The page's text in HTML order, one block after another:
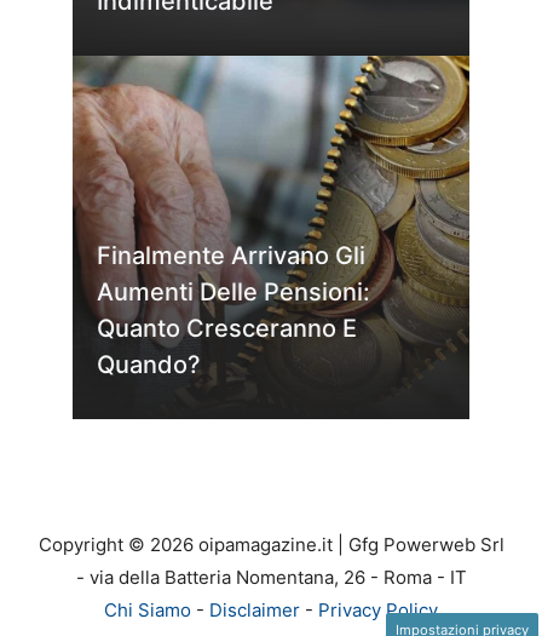
Finalmente Arrivano Gli
Aumenti Delle Pensioni:
Quanto Cresceranno E
Quando?
Copyright © 2026 oipamagazine.it | Gfg Powerweb Srl
- via della Batteria Nomentana, 26 - Roma - IT
Chi Siamo - Disclaimer - Privacy Policy
Impostazioni privacy